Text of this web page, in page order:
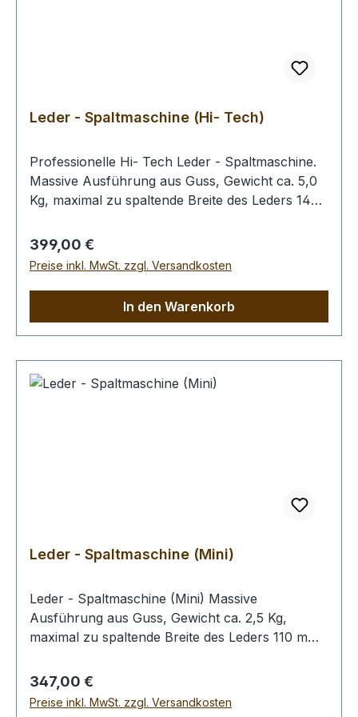
Leder - Spaltmaschine (Hi- Tech)
Professionelle Hi- Tech Leder - Spaltmaschine.
Massive Ausführung aus Guss, Gewicht ca. 5,0
Kg, maximal zu spaltende Breite des Leders 145
wir Ihnen, diese mit 4 Schrauben (nicht im
Lieferumfang enthalten) auf Ihrer Werkbank zu
fixieren. Mit der Flügelschraube rechts und links
werden (Anschlag). Mit dem Holzgriff wird die
Rolle angehoben, bis die zu spaltende Tiefe
die Rolle.
Regulärer Preis:
399,00 €
Preise inkl. MwSt. zzgl. Versandkosten
In den Warenkorb
Leder - Spaltmaschine (Mini)
Leder - Spaltmaschine (Mini) Massive
Ausführung aus Guss, Gewicht ca. 2,5 Kg,
maximal zu spaltende Breite des Leders 110 mm.
ausgedünnt oder gespalten werden sollen.
Unsere Leder - Spaltmaschine (Mini) benötigt mit
12,5 x 15,5 cm nur sehr wenig Platz und
Regulärer Preis:
347,00 €
Preise inkl. MwSt. zzgl. Versandkosten